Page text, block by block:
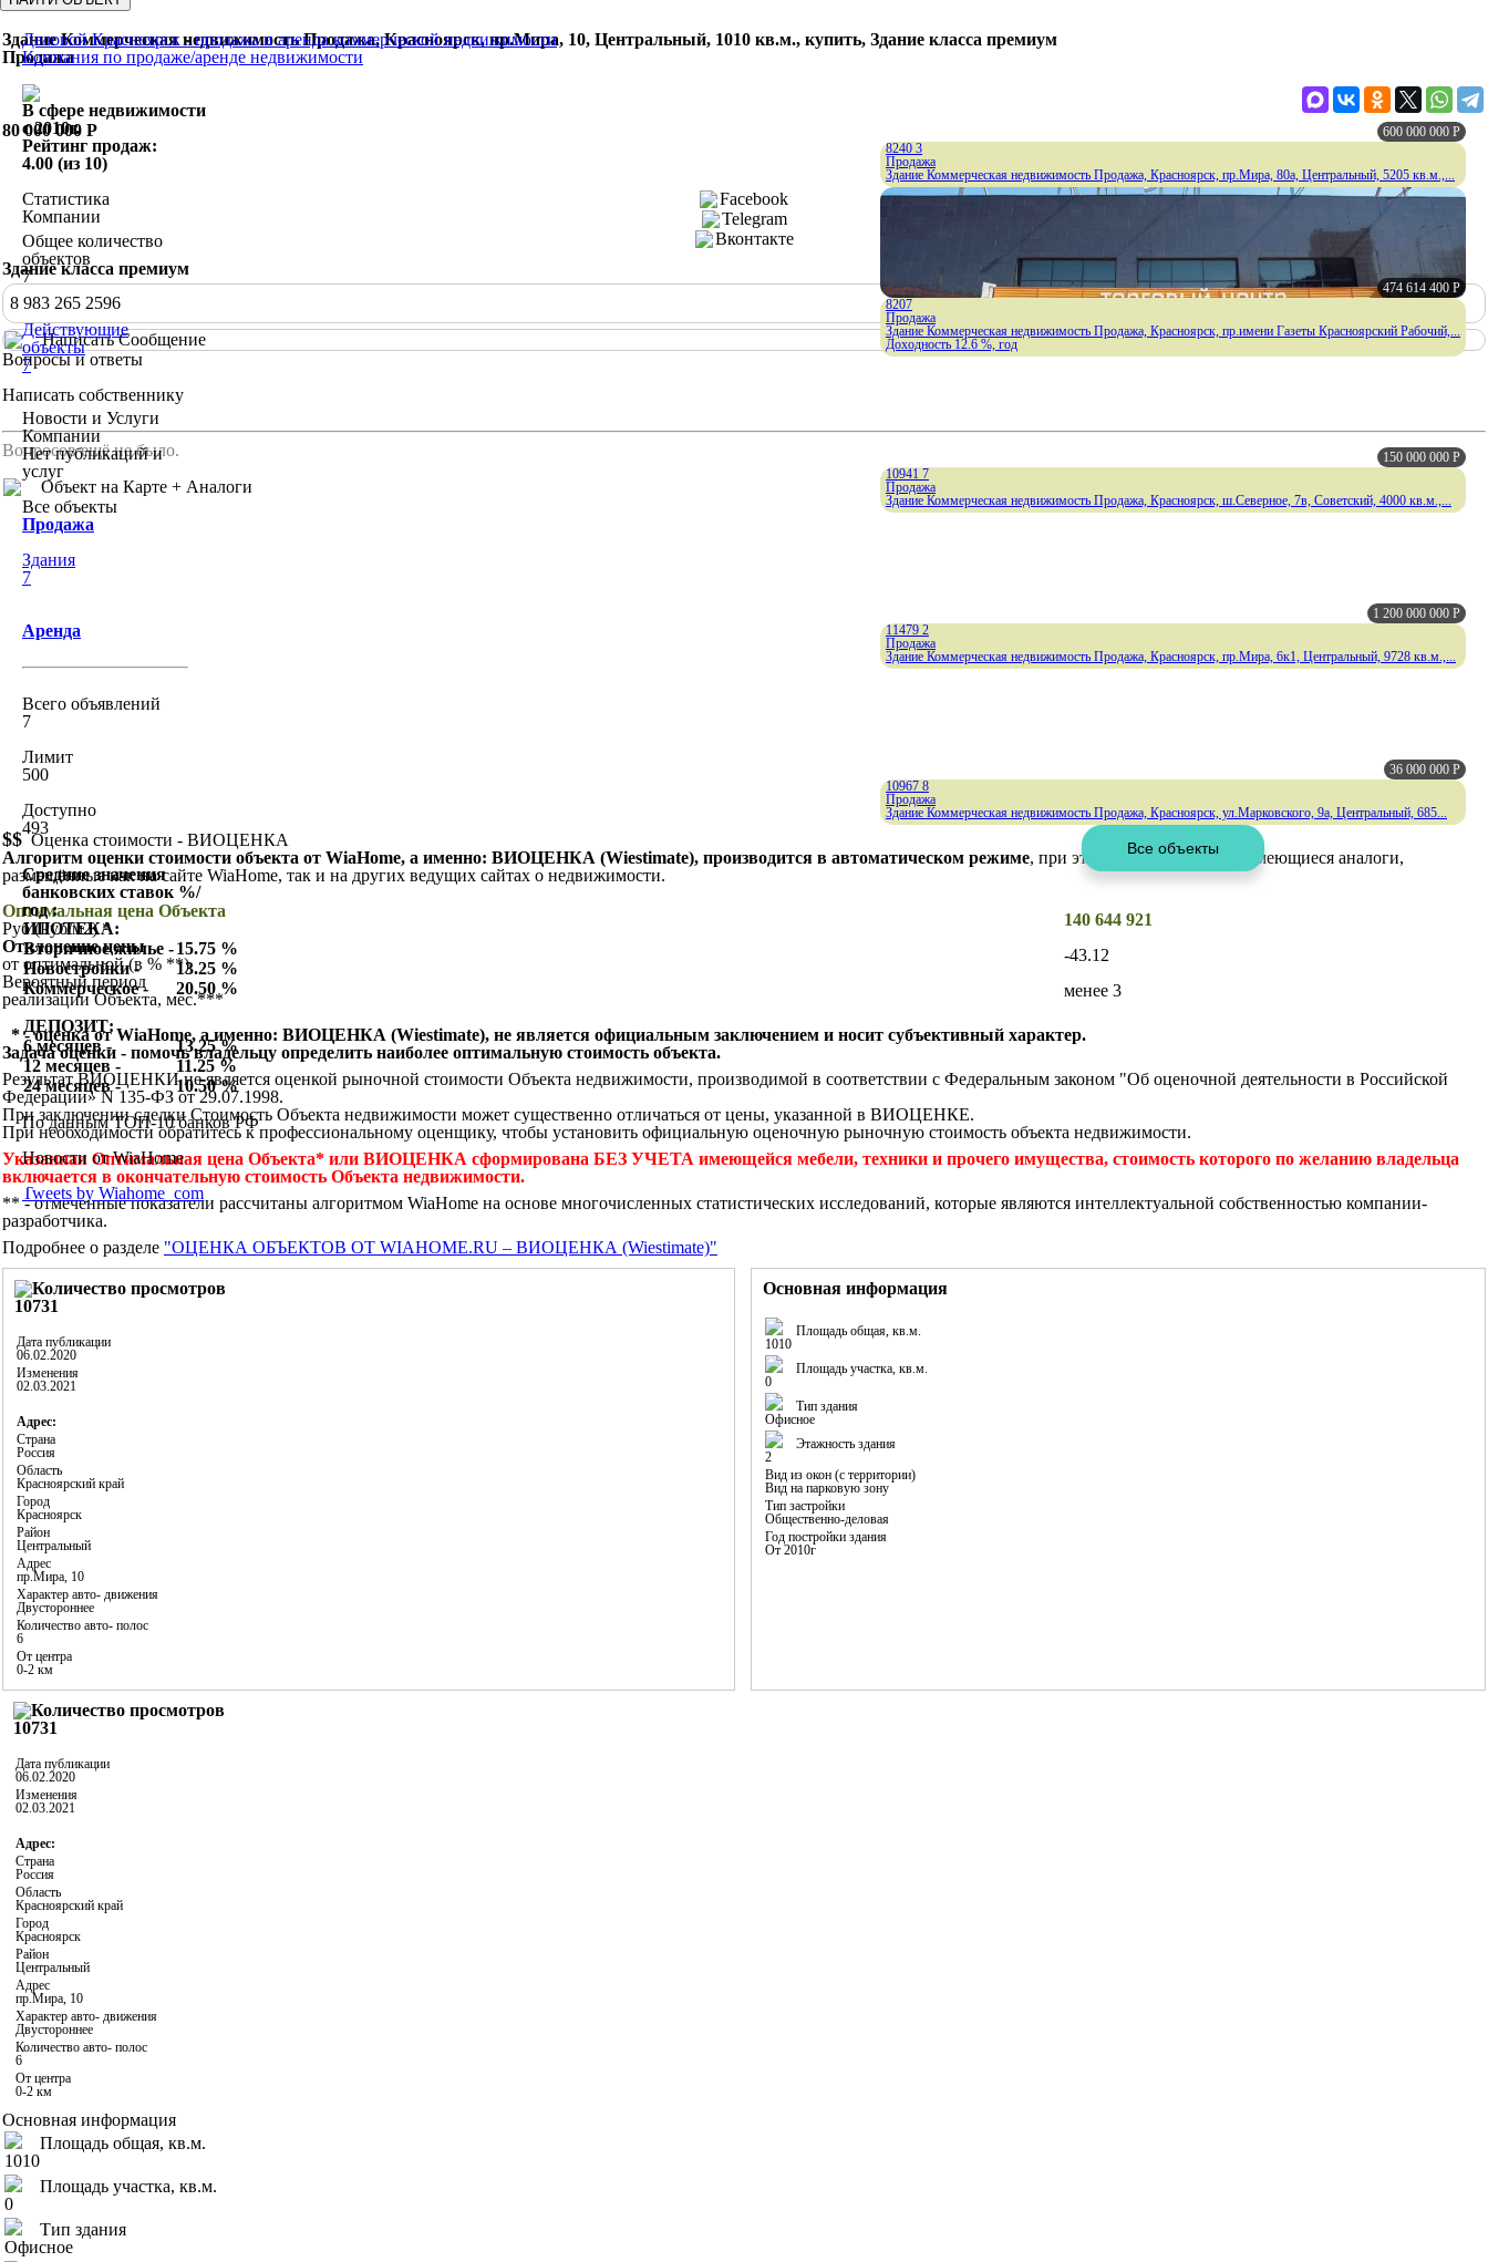
Деловой Красноярск - продажа и аренда коммерческой недвижимости
Компания по продаже/аренде недвижимости
В сфере недвижимости
c 2010г.
Рейтинг продаж:
4.00 (из 10)
Статистика
Компании
Общее количество
объектов
7
Действующие
объекты
7
Новости и Услуги
Компании
Нет публикаций и
услуг
Все объекты
Продажа
Здания
7
Аренда
Всего объявлений
7
Лимит
500
Доступно
493
Средние значения
банковских ставок %/
год :
ИПОТЕКА:
Вторичное жилье -15.75 %
Новостройки -
13.25 %
Коммерческое -
20.50 %
ДЕПОЗИТ:
6 месяцев -
13.25 %
12 месяцев -
11.25 %
24 месяцев -
10.50 %
По данным ТОП-10 банков РФ
Новости от WiaHome
Tweets by Wiahome_com
600 000 000 Р
8240 3
Продажа
Здание Коммерческая недвижимость Продажа, Красноярск, пр.Мира, 80а, Центральный, 5205 кв.м.,...
474 614 400 Р
8207
Продажа
Здание Коммерческая недвижимость Продажа, Красноярск, пр.имени Газеты Красноярский Рабочий,...
Доходность 12.6 %, год
150 000 000 Р
10941 7
Продажа
Здание Коммерческая недвижимость Продажа, Красноярск, ш.Северное, 7в, Советский, 4000 кв.м.,...
1 200 000 000 Р
11479 2
Продажа
Здание Коммерческая недвижимость Продажа, Красноярск, пр.Мира, 6к1, Центральный, 9728 кв.м.,...
36 000 000 Р
10967 8
Продажа
Здание Коммерческая недвижимость Продажа, Красноярск, ул.Марковского, 9а, Центральный, 685...
Здание Коммерческая недвижимость Продажа, Красноярск, пр.Мира, 10, Центральный, 1010 кв.м., купить, Здание класса премиум
Продажа
80 000 000 Р
Поделиться
Facebook
Telegram
Вконтакте
Здание класса премиум
8 983 265 2596
Написать Сообщение
Вопросы и ответы
Написать собственнику
Вопросов ещё не было.
Объект на Карте + Аналоги
$$ Оценка стоимости - ВИОЦЕНКА
Алгоритм оценки стоимости объекта от WiaHome, а именно: ВИОЦЕНКА (Wiestimate), производится в автоматическом режиме, при этом учитываются все имеющиеся аналоги,
размещённые как на сайте WiaHome, так и на других ведущих сайтах о недвижимости.
Оптимальная цена Объекта
Руб (Руб/м2) *
140 644 921
Отклонение цены
от оптимальной (в % **)
-43.12
Вероятный период
реализации Объекта, мес.***
менее 3
* - оценка от WiaHome, а именно: ВИОЦЕНКА (Wiestimate), не является официальным заключением и носит субъективный характер.
Задача оценки - помочь владельцу определить наиболее оптимальную стоимость объекта.
Результат ВИОЦЕНКИ не является оценкой рыночной стоимости Объекта недвижимости, производимой в соответствии с Федеральным законом "Об оценочной деятельности в Российской
Федерации» N 135-ФЗ от 29.07.1998.
При заключении сделки Стоимость Объекта недвижимости может существенно отличаться от цены, указанной в ВИОЦЕНКЕ.
При необходимости обратитесь к профессиональному оценщику, чтобы установить официальную оценочную рыночную стоимость объекта недвижимости.
Указанная Оптимальная цена Объекта* или ВИОЦЕНКА сформирована БЕЗ УЧЕТА имеющейся мебели, техники и прочего имущества, стоимость которого по желанию владельца
включается в окончательную стоимость Объекта недвижимости.
** - отмеченные показатели рассчитаны алгоритмом WiaHome на основе многочисленных статистических исследований, которые являются интеллектуальной собственностью компании-
разработчика.
Подробнее о разделе "ОЦЕНКА ОБЪЕКТОВ ОТ WIAHOME.RU – ВИОЦЕНКА (Wiestimate)"
10731
Дата публикации
06.02.2020
Изменения
02.03.2021
Адрес:
Страна
Россия
Область
Красноярский край
Город
Красноярск
Район
Центральный
Адрес
пр.Мира, 10
Характер авто- движения
Двустороннее
Количество авто- полос
6
От центра
0-2 км
Основная информация
Площадь общая, кв.м.
1010
Площадь участка, кв.м.
0
Тип здания
Офисное
Этажность здания
2
Вид из окон (с территории)
Вид на парковую зону
Тип застройки
Общественно-деловая
Год постройки здания
От 2010г
10731
Дата публикации
06.02.2020
Изменения
02.03.2021
Адрес:
Страна
Россия
Область
Красноярский край
Город
Красноярск
Район
Центральный
Адрес
пр.Мира, 10
Характер авто- движения
Двустороннее
Количество авто- полос
6
От центра
0-2 км
Основная информация
Площадь общая, кв.м.
1010
Площадь участка, кв.м.
0
Тип здания
Офисное